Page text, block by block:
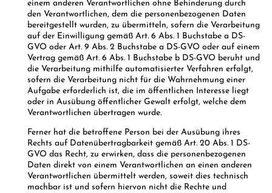
einem anderen Verantwortlichen ohne Behinderung durch
den Verantwortlichen, dem die personenbezogenen Daten
bereitgestellt wurden, zu übermitteln, sofern die Verarbeitung
auf der Einwilligung gemäß Art. 6 Abs. 1 Buchstabe a DS-
GVO oder Art. 9 Abs. 2 Buchstabe a DS-GVO oder auf einem
Vertrag gemäß Art. 6 Abs. 1 Buchstabe b DS-GVO beruht und
die Verarbeitung mithilfe automatisierter Verfahren erfolgt,
sofern die Verarbeitung nicht für die Wahrnehmung einer
Aufgabe erforderlich ist, die im öffentlichen Interesse liegt
oder in Ausübung öffentlicher Gewalt erfolgt, welche dem
Verantwortlichen übertragen wurde.
Ferner hat die betroffene Person bei der Ausübung ihres
Rechts auf Datenübertragbarkeit gemäß Art. 20 Abs. 1 DS-
GVO das Recht, zu erwirken, dass die personenbezogenen
Daten direkt von einem Verantwortlichen an einen anderen
Verantwortlichen übermittelt werden, soweit dies technisch
machbar ist und sofern hiervon nicht die Rechte und